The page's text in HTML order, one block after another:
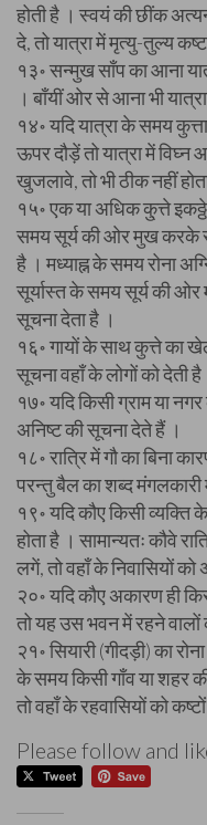
होती है । स्वयं की छींक
दे, तो यात्रा में मृत्यु-तुल्य कष्ट
१३॰ सन्मुख साँप का आना
। बाँयीं ओर से आना भी
१४॰ यदि यात्रा के समय
ऊपर दौड़ें तो यात्रा में
खुजलावे, तो भी ठीक नहीं
१५॰ एक या अधिक कु्त्ते
समय सूर्य की ओर मुख करके
है । मध्याह्न के समय रोना
सूर्यास्त के समय सूर्य की
सूचना देता है ।
१६॰ गायों के साथ कुत्ते का
सूचना वहाँ के लोगों को देती है
१७॰ यदि किसी ग्राम या
अनिष्ट की सूचना देते हैं ।
१८॰ रात्रि में गौ का बिना
परन्तु बैल का शब्द मंगलकारी
१९॰ यदि कौए किसी व्यक्ति
होता है । सामान्यतः कौवे
लगें, तो वहाँ के निवासियों
२०॰ यदि कौए अकारण ही
तो यह उस भवन में रहने वालों
२१॰ सियारी (गीदड़ी) का
के समय किसी गाँव या शहर
तो वहाँ के रहवासियों को
Please follow and